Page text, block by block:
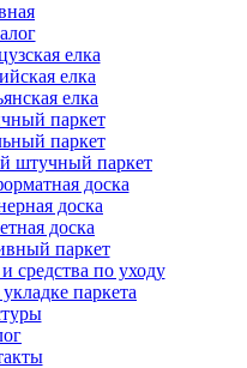
елка
елка
елка
паркет
паркет
штучный паркет
доска
доска
доска
паркет
средства по уходу
паркета